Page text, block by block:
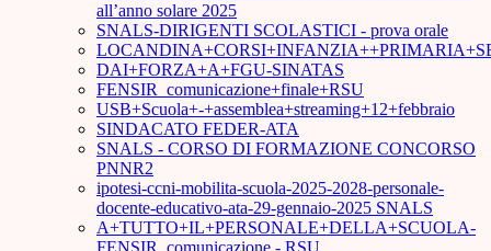
all’anno solare 2025
SNALS-DIRIGENTI SCOLASTICI - prova orale
DAI+FORZA+A+FGU-SINATAS
FENSIR_comunicazione+finale+RSU
USB+Scuola+-+assemblea+streaming+12+febbraio
SINDACATO FEDER-ATA
SNALS - CORSO DI FORMAZIONE CONCORSO
PNNR2
ipotesi-ccni-mobilita-scuola-2025-2028-personale-
docente-educativo-ata-29-gennaio-2025 SNALS
A+TUTTO+IL+PERSONALE+DELLA+SCUOLA-